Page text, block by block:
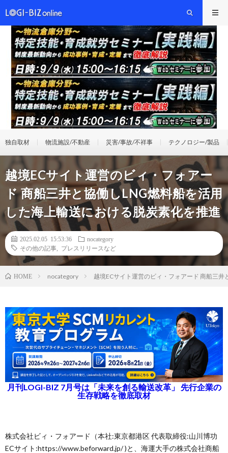
独自取材 物流施設/不動産 災害/事故/不祥事 テクノロジー/製品
越境ECサイト運営のビィ・フォアー
ド 商船三井と協働しLNG燃料船を活用
した海上輸送における脱炭素化を推進
2025.02.05 15:53:36
nocategory
その他の記事
プレスリリースなど
HOME nocategory 越境ECサイト運営のビィ・フォアード 商船三
月刊LOGI-BIZ 7月号は「未来を創る輸送改革」 先行企業の
生存戦略を徹底取材
株式会社ビィ・フォアード（本社:東京都港区 代表取締役:山川博功
ECサイト:https://www.beforward.jp/ )と、海運大手の株式会社商船